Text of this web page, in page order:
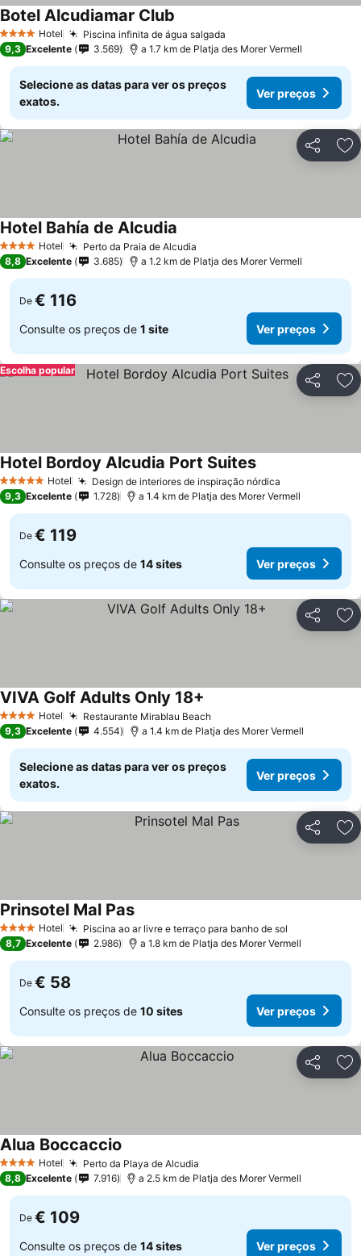
4 EstrelasHotel Piscina infinita de água salgada
Botel Alcudiamar Club
9,3 Excelente 3.569 a 1.7 km de Platja des Morer Vermell
Selecione as datas para ver os preços
exatos.
Ver preços
Partilhar
4 EstrelasHotel Perto da Praia de Alcudia
Hotel Bahía de Alcudia
8,8 Excelente 3.685 a 1.2 km de Platja des Morer Vermell
De € 116
Consulte os preços de 1 site Ver preços
Partilhar
Escolha popular
5 Estrelas Hotel Design de interiores de inspiração nórdica
Hotel Bordoy Alcudia Port Suites
9,3 Excelente 1.728 a 1.4 km de Platja des Morer Vermell
De € 119
Consulte os preços de 14 sites Ver preços
Partilhar
4 EstrelasHotel Restaurante Mirablau Beach
VIVA Golf Adults Only 18+
9,3 Excelente 4.554 a 1.4 km de Platja des Morer Vermell
Selecione as datas para ver os preços
exatos.
Ver preços
Partilhar
4 EstrelasHotel Piscina ao ar livre e terraço para banho de sol
Prinsotel Mal Pas
8,7 Excelente 2.986 a 1.8 km de Platja des Morer Vermell
De € 58
Consulte os preços de 10 sites Ver preços
Partilhar
4 EstrelasHotel Perto da Playa de Alcudia
Alua Boccaccio
8,8 Excelente 7.916 a 2.5 km de Platja des Morer Vermell
De € 109
Consulte os preços de 14 sites Ver preços